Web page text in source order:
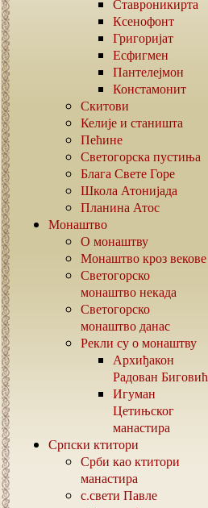
Ставроникирта
Ксенофонт
Григоријат
Есфигмен
Пантелејмон
Констамонит
Скитови
Келије и станишта
Пећине
Светогорска пустиња
Блага Свете Горе
Школа Атонијада
Планина Атос
Монаштво
О монаштву
Монаштво кроз векове
Светогорско
монаштво некада
Светогорско
монаштво данас
Рекли су о монаштву
Архиђакон
Радован Биговић
Игуман
Цетињског
манастира
Српски ктитори
Срби као ктитори
манастира
с.свети Павле